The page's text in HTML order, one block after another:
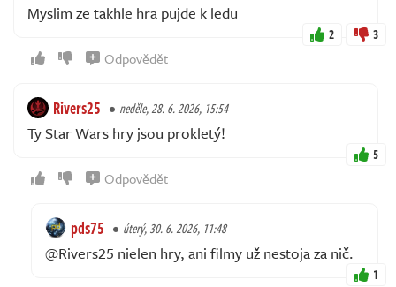
Myslim ze takhle hra pujde k ledu
2 3
Odpovědět
Rivers25 neděle, 28. 6. 2026, 15:54
Ty Star Wars hry jsou prokletý!
5
Odpovědět
pds75 úterý, 30. 6. 2026, 11:48
@Rivers25 nielen hry, ani filmy už nestoja za nič.
1